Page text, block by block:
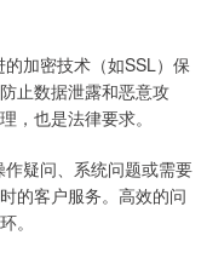
加密技术（如SSL）保
止数据泄露和恶意攻
，也是法律要求。
疑问、系统问题或需要
的客户服务。高效的问
。